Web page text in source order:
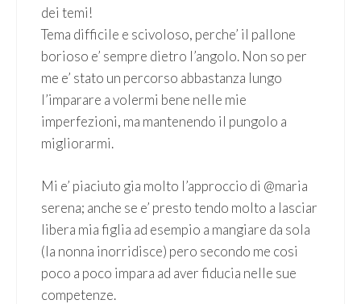
dei temi!
Tema difficile e scivoloso, perche’ il pallone
borioso e’ sempre dietro l’angolo. Non so per
me e’ stato un percorso abbastanza lungo
l’imparare a volermi bene nelle mie
imperfezioni, ma mantenendo il pungolo a
migliorarmi.
Mi e’ piaciuto gia molto l’approccio di @maria
serena; anche se e’ presto tendo molto a lasciar
libera mia figlia ad esempio a mangiare da sola
(la nonna inorridisce) pero secondo me cosi
poco a poco impara ad aver fiducia nelle sue
competenze.